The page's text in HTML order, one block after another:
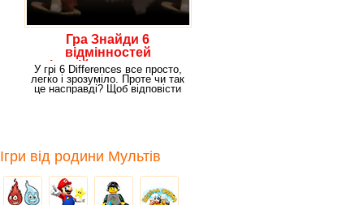
Гра Знайди 6
відмінностей
анімаційних картинках
У грі 6 Differences все просто,
легко і зрозуміло. Проте чи так
це насправді? Щоб відповісти
Ігри від родини Мультів